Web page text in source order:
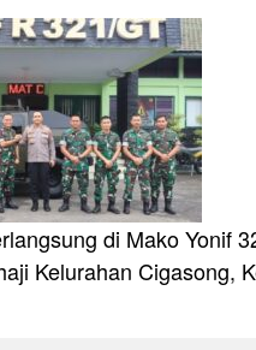
di Mako Yonif
Kelurahan Cigasong,